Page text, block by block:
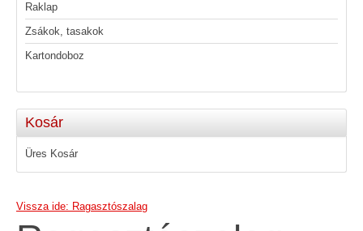
Raklap
Zsákok, tasakok
Kartondoboz
Kosár
Üres Kosár
Vissza ide: Ragasztószalag